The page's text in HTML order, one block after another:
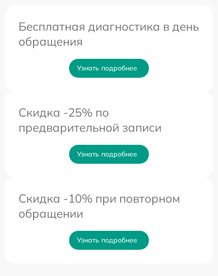
Бесплатная диагностика в день
обращения
Узнать подробнее
Скидка -25% по
предварительной записи
Узнать подробнее
Скидка -10% при повторном
обращении
Узнать подробнее